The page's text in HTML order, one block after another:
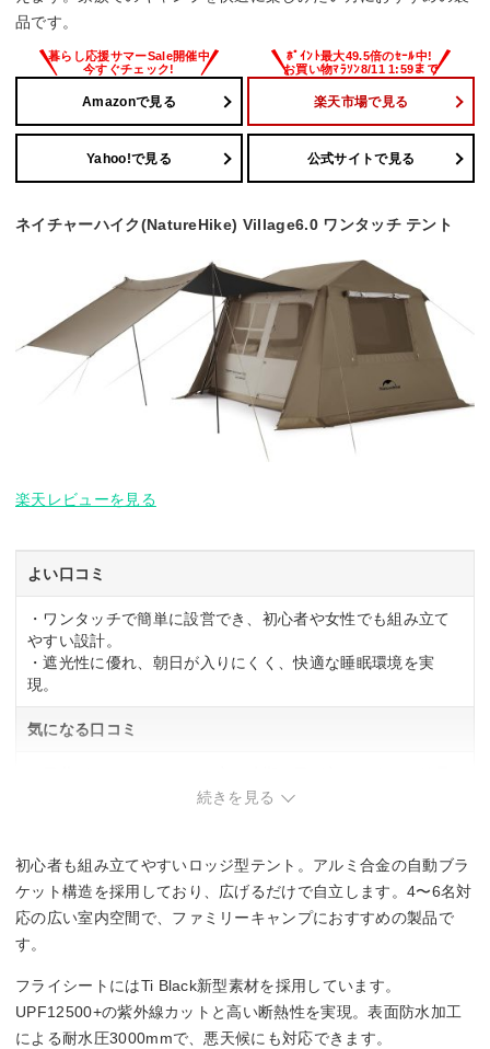
品です。
Amazonで見る 楽天市場で見る
Yahoo!で見る 公式サイトで見る
ネイチャーハイク(NatureHike) Village6.0 ワンタッチ テント
楽天レビューを見る
よい口コミ
・ワンタッチで簡単に設営でき、初心者や女性でも組み立て
やすい設計。
・遮光性に優れ、朝日が入りにくく、快適な睡眠環境を実
現。
気になる口コミ
が落ちてくることがある。続きを見る
初心者も組み立てやすいロッジ型テント。アルミ合金の自動ブラ
ケット構造を採用しており、広げるだけで自立します。4〜6名対
応の広い室内空間で、ファミリーキャンプにおすすめの製品で
す。
フライシートにはTi Black新型素材を採用しています。
UPF12500+の紫外線カットと高い断熱性を実現。表面防水加工
による耐水圧3000mmで、悪天候にも対応できます。